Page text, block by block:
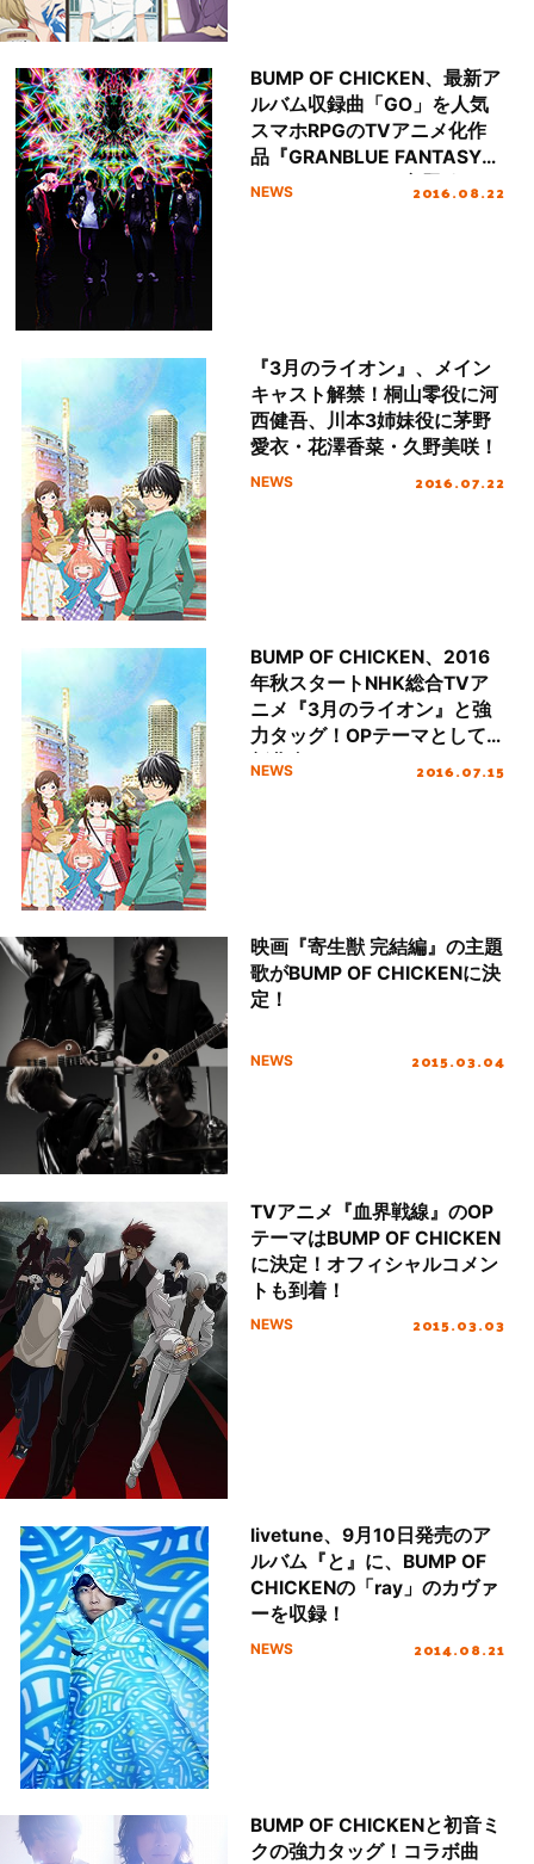
BUMP OF CHICKEN、最新ア
ルバム収録曲「GO」を人気
スマホRPGのTVアニメ化作
品『GRANBLUE FANTASY
The Animation』主題歌とし
NEWS 2016.08.22
『3月のライオン』、メイン
キャスト解禁！桐山零役に河
西健吾、川本3姉妹役に茅野
愛衣・花澤香菜・久野美咲！
NEWS 2016.07.22
BUMP OF CHICKEN、2016
年秋スタートNHK総合TVア
ニメ『3月のライオン』と強
力タッグ！OPテーマとして
新曲書き下ろし＆EDテーマに
NEWS 2016.07.15
映画『寄生獣 完結編』の主題
歌がBUMP OF CHICKENに決
定！
NEWS 2015.03.04
TVアニメ『血界戦線』のOP
テーマはBUMP OF CHICKEN
に決定！オフィシャルコメン
トも到着！
NEWS 2015.03.03
livetune、9月10日発売のア
ルバム『と』に、BUMP OF
CHICKENの「ray」のカヴァ
ーを収録！
NEWS 2014.08.21
BUMP OF CHICKENと初音ミ
クの強力タッグ！コラボ曲